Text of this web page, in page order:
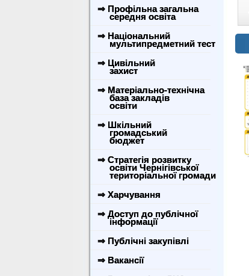
⇒ Профільна загальна
середня освіта
⇒ Національний
мультипредметний тест
⇒ Цивільний
захист
⇒ Матеріально-технічна
база закладів
освіти
⇒ Шкільний
громадський
бюджет
⇒ Стратегія розвитку
освіти Чернігівської
територіальної громади
⇒ Харчування
⇒ Доступ до публічної
інформації
⇒ Публічні закупівлі
⇒ Вакансії